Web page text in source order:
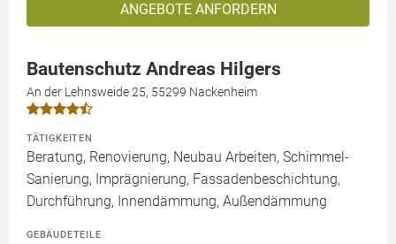
ANGEBOTE ANFORDERN
Bautenschutz Andreas Hilgers
An der Lehnsweide 25, 55299 Nackenheim
TÄTIGKEITEN
Beratung, Renovierung, Neubau Arbeiten, Schimmel-
Sanierung, Imprägnierung, Fassadenbeschichtung,
Durchführung, Innendämmung, Außendämmung
GEBÄUDETEILE